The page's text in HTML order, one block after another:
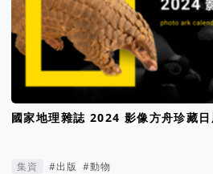
國家地理雜誌 2024 影像方舟珍藏
集資 #出版 #動物